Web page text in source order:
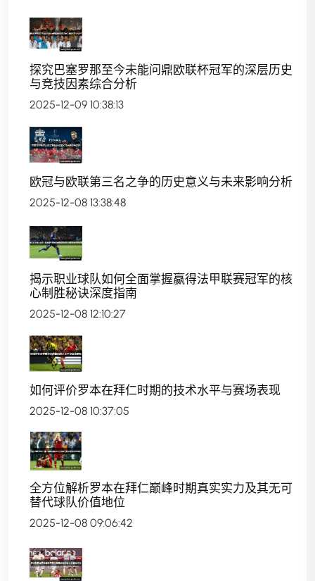
探究巴塞罗那至今未能问鼎欧联杯冠军的深层历史
与竞技因素综合分析
2025-12-09 10:38:13
欧冠与欧联第三名之争的历史意义与未来影响分析
2025-12-08 13:38:48
揭示职业球队如何全面掌握赢得法甲联赛冠军的核
心制胜秘诀深度指南
2025-12-08 12:10:27
如何评价罗本在拜仁时期的技术水平与赛场表现
2025-12-08 10:37:05
全方位解析罗本在拜仁巅峰时期真实实力及其无可
替代球队价值地位
2025-12-08 09:06:42